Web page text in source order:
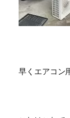
早くエアコン